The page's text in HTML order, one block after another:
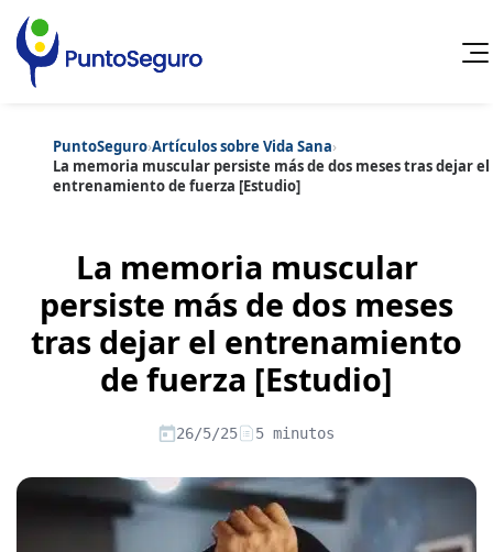
Cancelar
Artículos sobre Otros Seguros
Artículos sobre Seguros de Auto
Artículos sobre Seguros de Hogar
Artículos sobre Seguros de SaludContenido extra
Artículos sobre Convenios Colectivos
Artículos sobre Educación Financiera
Artículos sobre Seguros de Vida Hipoteca
Artículos sobre Seguros de Decesos
Artículos sobre la Jubilación
PuntoSeguro›Artículos sobre Vida Sana›
La memoria muscular persiste más de dos meses tras dejar el
entrenamiento de fuerza [Estudio]
La memoria muscular
persiste más de dos meses
tras dejar el entrenamiento
de fuerza [Estudio]
26/5/25 5 minutos